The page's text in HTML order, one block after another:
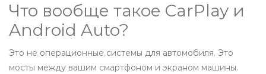
Что вообще такое CarPlay и
Android Auto?
Это не операционные системы для автомобиля. Это
мосты между вашим смартфоном и экраном машины.